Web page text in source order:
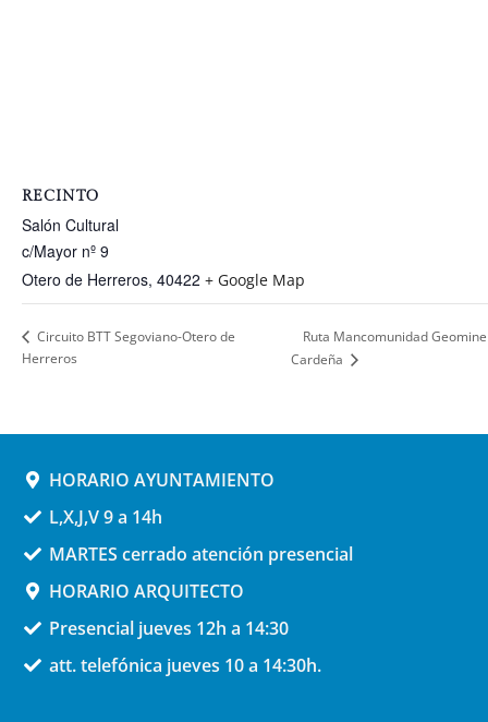
RECINTO
Salón Cultural
c/Mayor nº 9
Otero de Herreros, 40422 + Google Map
Circuito BTT Segoviano-Otero de
Herreros
Ruta Mancomunidad
Cardeña
HORARIO AYUNTAMIENTO
L,X,J,V 9 a 14h
MARTES cerrado atención presencial
HORARIO ARQUITECTO
Presencial jueves 12h a 14:30
att. telefónica jueves 10 a 14:30h.